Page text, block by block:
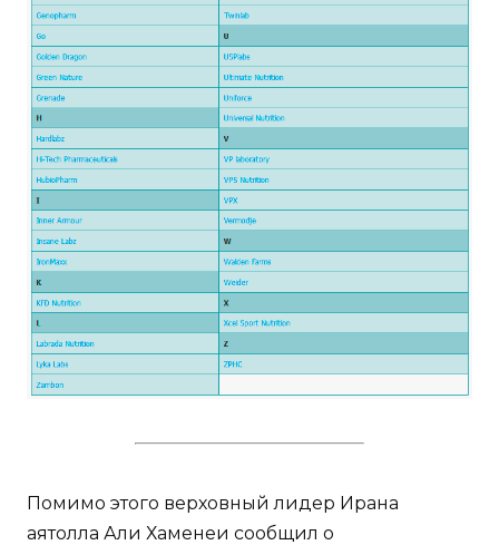
Помимо этого верховный лидер Ирана
аятолла Али Хаменеи сообщил о